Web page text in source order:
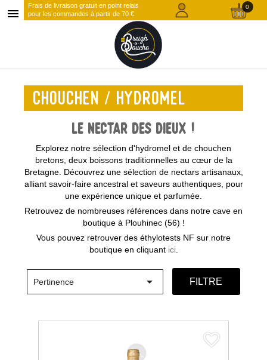
Frais de livraison gratuit en point relais
pour les commandes à partir de 70 €
0
CHOUCHEN / HYDROMEL
Le Nectar des Dieux !
Explorez notre sélection d'hydromel et de chouchen
bretons, deux boissons traditionnelles au cœur de la
Bretagne. Découvrez une sélection de nectars artisanaux,
alliant savoir-faire ancestral et saveurs authentiques, pour
une expérience unique et parfumée.
Retrouvez de nombreuses références dans notre cave en
boutique à Plouhinec (56) !
Vous pouvez retrouver des éthylotests NF sur notre
boutique en cliquant ici.
Pertinence  FILTRE
favorite_border
menu